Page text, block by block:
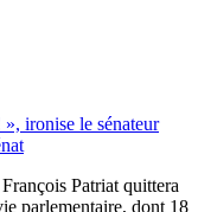
ironise le sénateur
Patriat quittera
parlementaire, dont 18